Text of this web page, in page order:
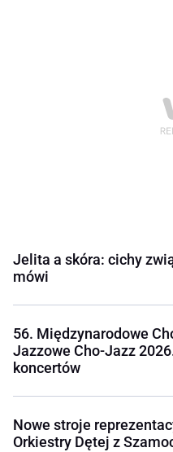
Jelita a skóra: cichy
mówi
56. Międzynarodowe
Jazzowe Cho-Jazz
koncertów
Nowe stroje
Orkiestry Dętej z